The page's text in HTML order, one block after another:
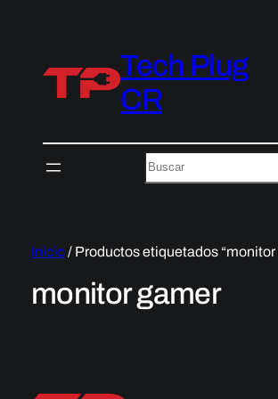
Tech Plug
CR
Buscar
Inicio/ Productos etiquetados “monitor
monitor gamer